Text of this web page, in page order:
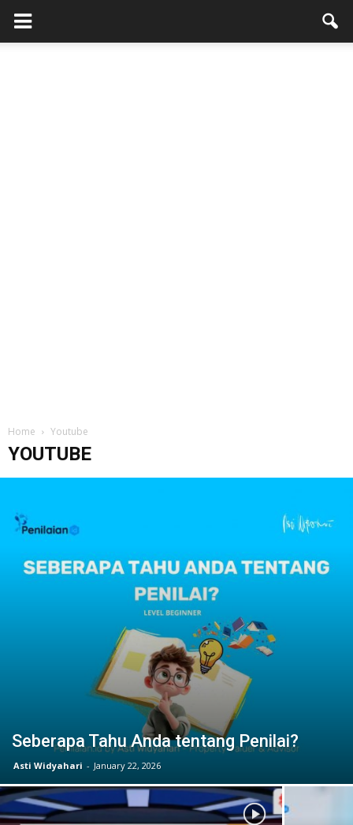
Home Youtube
YOUTUBE
Seberapa Tahu Anda tentang Penilai?
Asti Widyahari - January 22, 2026